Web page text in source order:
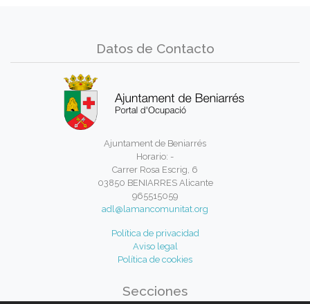
Datos de Contacto
Ajuntament de Beniarrés
Horario: -
Carrer Rosa Escrig, 6
03850 BENIARRES Alicante
965515059
adl@lamancomunitat.org
Política de privacidad
Aviso legal
Política de cookies
Secciones